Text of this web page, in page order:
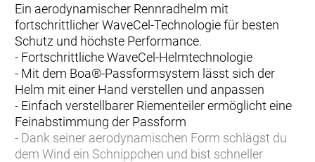
Ein aerodynamischer Rennradhelm mit
fortschrittlicher WaveCel-Technologie für besten
Schutz und höchste Performance.
- Fortschrittliche WaveCel-Helmtechnologie
- Mit dem Boa®-Passformsystem lässt sich der
Helm mit einer Hand verstellen und anpassen
- Einfach verstellbarer Riementeiler ermöglicht eine
Feinabstimmung der Passform
- Dank seiner aerodynamischen Form schlägst du
dem Wind ein Schnippchen und bist schneller